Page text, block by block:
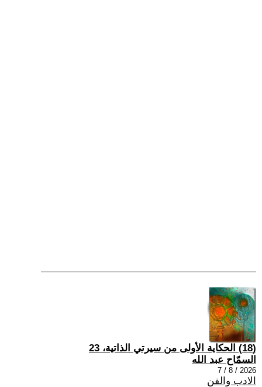
(18) الحكاية الأولى من سيرتي الذاتية، 23
السمّاح عبد الله
2026 / 8 / 7
الادب والفن